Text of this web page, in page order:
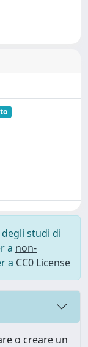
studi di
a non-
a CC0 License
o creare un